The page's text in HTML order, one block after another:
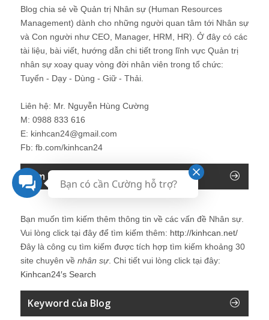
Blog chia sẻ về Quản trị Nhân sự (Human Resources
Management) dành cho những người quan tâm tới Nhân sự
và Con người như CEO, Manager, HRM, HR). Ở đây có các
tài liệu, bài viết, hướng dẫn chi tiết trong lĩnh vực Quản trị
nhân sự xoay quay vòng đời nhân viên trong tổ chức:
Tuyển - Dạy - Dùng - Giữ - Thải.
Liên hệ: Mr. Nguyễn Hùng Cường
M: 0988 833 616
E: kinhcan24@gmail.com
Fb: fb.com/kinhcan24
Tìm kiếm trên Blog Nhân sự
Bạn muốn tìm kiếm thêm thông tin về các vấn đề Nhân sự
Vui lòng click tại đây để tìm kiếm thêm: http://kinhcan.net/
Đây là công cụ tìm kiếm được tích hợp tìm kiếm khoảng 30
site chuyên về nhân sự. Chi tiết vui lòng click tại đây:
Kinhcan24′s Search
Keyword của Blog
Bạn có cần Cường hỗ trợ?